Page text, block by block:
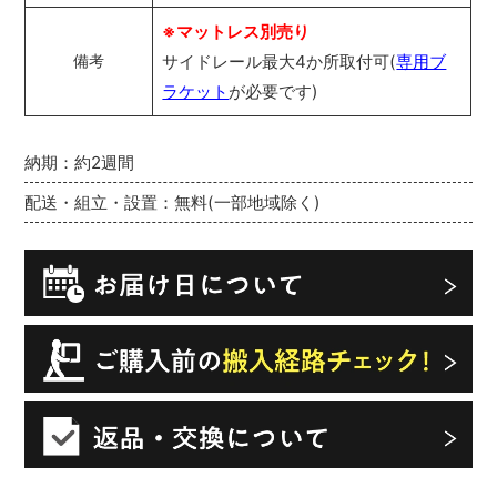
納期：約2週間
配送・組立・設置：無料(一部地域除く)
備考
※マットレス別売り
サイドレール最大4か所取付可(専用ブ
ラケット が必要です)